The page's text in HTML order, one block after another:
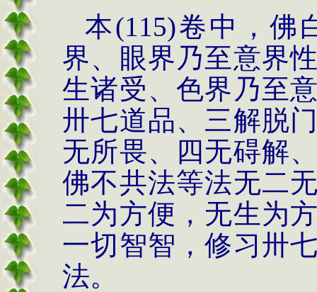
本(115)卷中，佛
界、眼界乃至意界
生诸受、色界乃至
卅七道品、三解脱
无所畏、四无碍解
佛不共法等法无二
二为方便，无生为
一切智智，修习卅
法。